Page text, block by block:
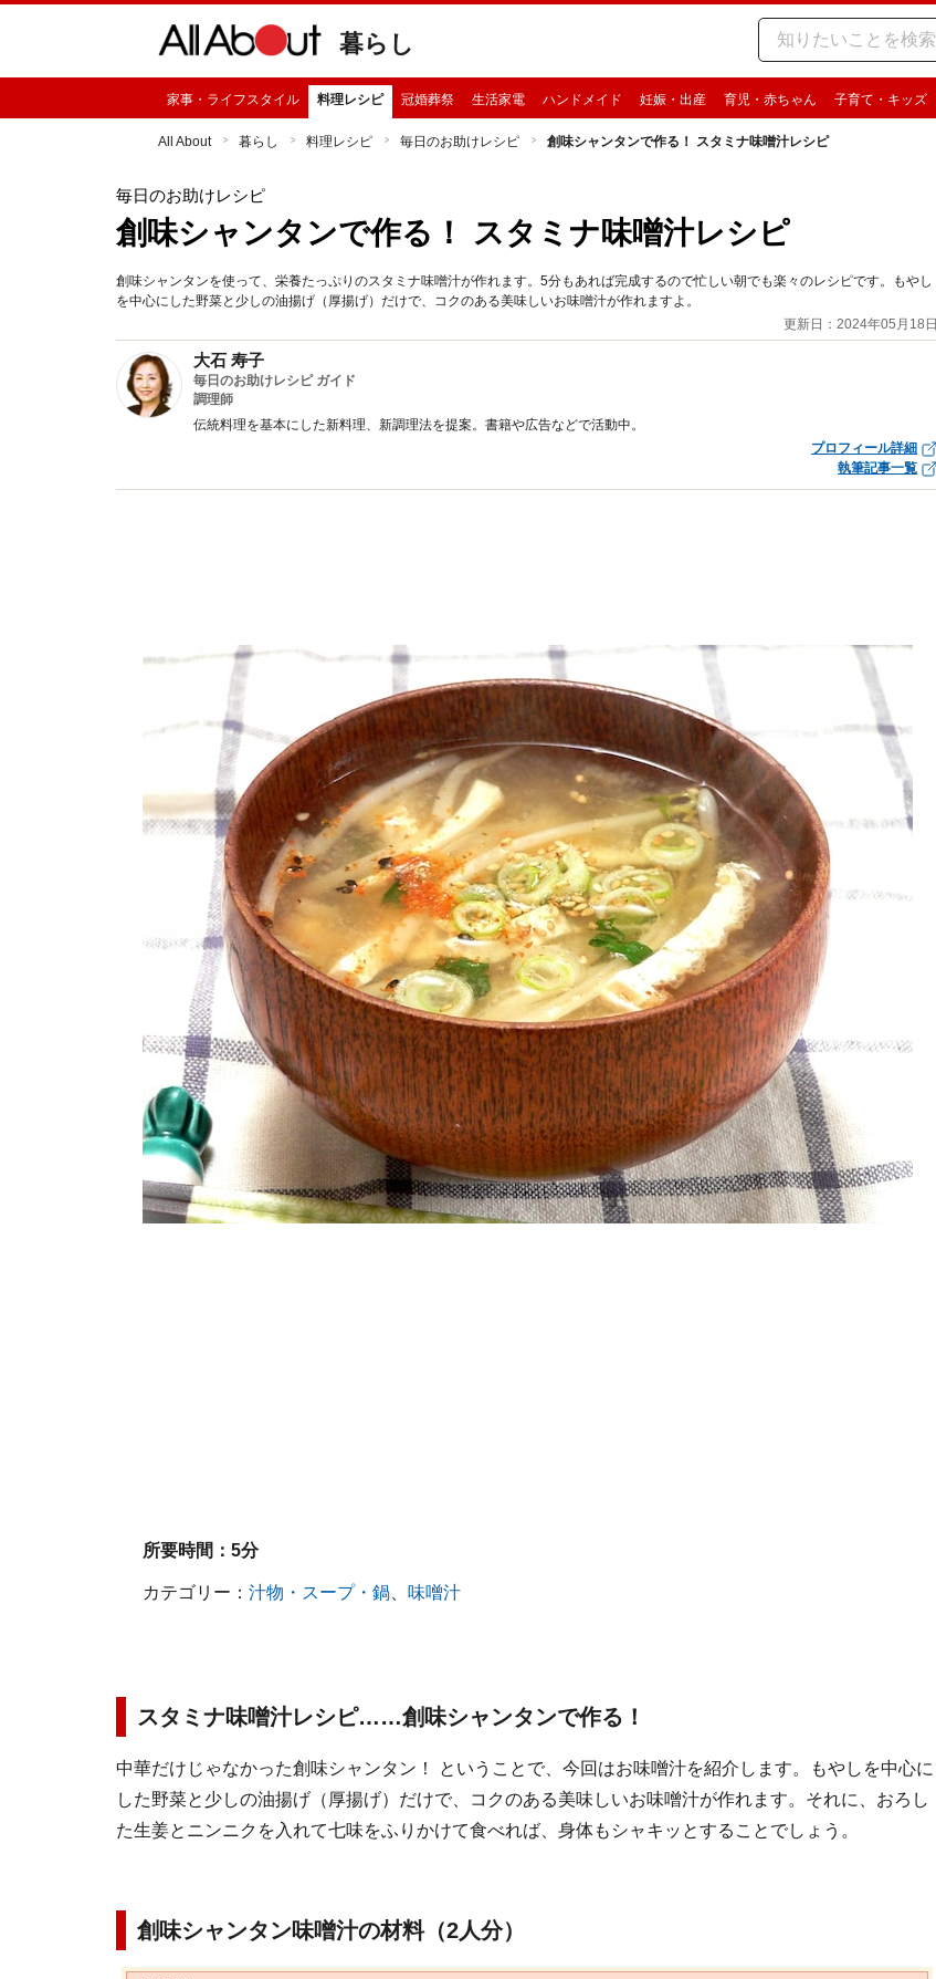
暮らし
家事・ライフスタイル 料理レシピ 冠婚葬祭 生活家電 ハンドメイド 妊娠・出産 育児・赤ちゃん 子育て・キッズ
All About 暮らし 料理レシピ 毎日のお助けレシピ 創味シャンタンで作る！ スタミナ味噌汁レシピ
毎日のお助けレシピ
創味シャンタンで作る！ スタミナ味噌汁レシピ
創味シャンタンを使って、栄養たっぷりのスタミナ味噌汁が作れます。5分もあれば完成するので忙しい朝でも楽々のレシピです。もやし
を中心にした野菜と少しの油揚げ（厚揚げ）だけで、コクのある美味しいお味噌汁が作れますよ。
更新日：2024年05月18日
大石 寿子
毎日のお助けレシピ ガイド
調理師
伝統料理を基本にした新料理、新調理法を提案。書籍や広告などで活動中。
プロフィール詳細
執筆記事一覧
所要時間： 5分
カテゴリー： 汁物・スープ・鍋、 味噌汁
スタミナ味噌汁レシピ……創味シャンタンで作る！
中華だけじゃなかった創味シャンタン！ ということで、今回はお味噌汁を紹介します。もやしを中心に
した野菜と少しの油揚げ（厚揚げ）だけで、コクのある美味しいお味噌汁が作れます。それに、おろし
た生姜とニンニクを入れて七味をふりかけて食べれば、身体もシャキッとすることでしょう。
創味シャンタン味噌汁の材料（2人分）